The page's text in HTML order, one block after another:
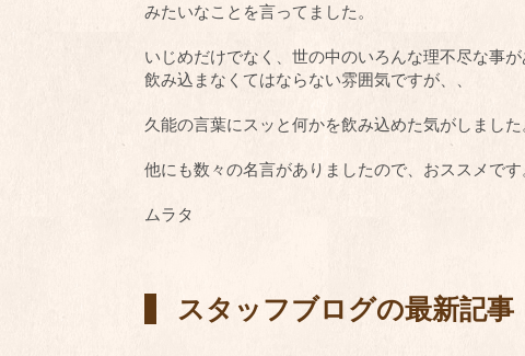
みたいなことを言ってました。
いじめだけでなく、世の中のいろんな理不尽な事
飲み込まなくてはならない雰囲気ですが、、
久能の言葉にスッと何かを飲み込めた気がしました
他にも数々の名言がありましたので、おススメです
ムラタ
スタッフブログの最新記事